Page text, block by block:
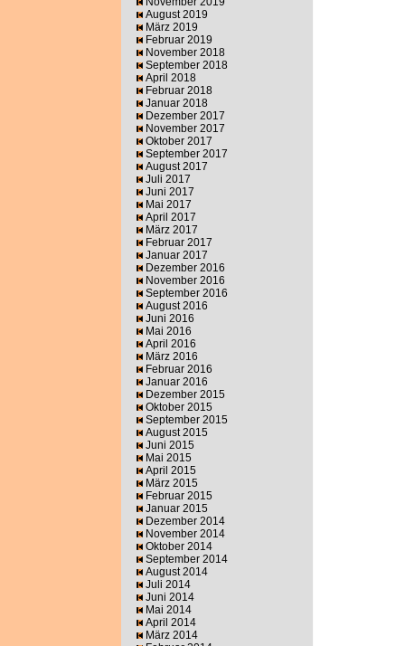
August 2019
März 2019
Februar 2019
November 2018
September 2018
April 2018
Februar 2018
Januar 2018
Dezember 2017
November 2017
Oktober 2017
September 2017
August 2017
Juli 2017
Juni 2017
Mai 2017
April 2017
März 2017
Februar 2017
Januar 2017
Dezember 2016
November 2016
September 2016
August 2016
Juni 2016
Mai 2016
April 2016
März 2016
Februar 2016
Januar 2016
Dezember 2015
Oktober 2015
September 2015
August 2015
Juni 2015
Mai 2015
April 2015
März 2015
Februar 2015
Januar 2015
Dezember 2014
November 2014
Oktober 2014
September 2014
August 2014
Juli 2014
Juni 2014
Mai 2014
April 2014
März 2014